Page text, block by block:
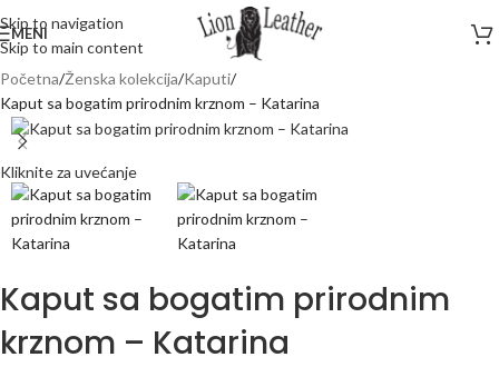
Skip to navigation
Skip to main content
MENI
Početna Ženska kolekcija Kaputi
Kaput sa bogatim prirodnim krznom – Katarina
Kliknite za uvećanje
Kaput sa bogatim prirodnim
krznom – Katarina